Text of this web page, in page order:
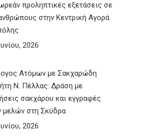
προληπτικές εξετάσεις σε
στην Κεντρική Αγορά
2026
Ατόμων με Σακχαρώδη
Ν. Πέλλας: Δράση με
σακχάρου και εγγραφές
μελών στη Σκύδρα
2026